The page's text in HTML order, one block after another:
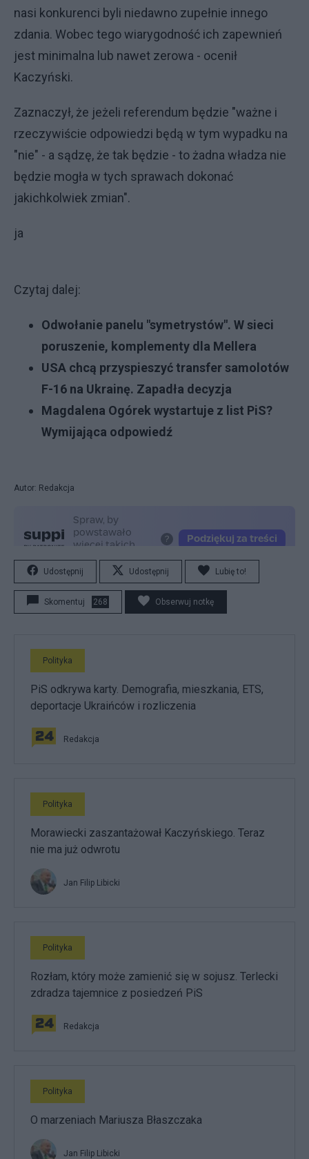
nasi konkurenci byli niedawno zupełnie innego
zdania. Wobec tego wiarygodność ich zapewnień
jest minimalna lub nawet zerowa - ocenił
Kaczyński.
Zaznaczył, że jeżeli referendum będzie "ważne i
rzeczywiście odpowiedzi będą w tym wypadku na
"nie" - a sądzę, że tak będzie - to żadna władza nie
będzie mogła w tych sprawach dokonać
jakichkolwiek zmian".
ja
Czytaj dalej:
Odwołanie panelu "symetrystów". W sieci
poruszenie, komplementy dla Mellera
USA chcą przyspieszyć transfer samolotów
F-16 na Ukrainę. Zapadła decyzja
Magdalena Ogórek wystartuje z list PiS?
Wymijająca odpowiedź
Autor: Redakcja
Udostępnij Udostępnij Lubię to!
Skomentuj 268 Obserwuj notkę
Polityka
PiS odkrywa karty. Demografia, mieszkania, ETS,
deportacje Ukraińców i rozliczenia
Redakcja
Polityka
Morawiecki zaszantażował Kaczyńskiego. Teraz
nie ma już odwrotu
Jan Filip Libicki
Polityka
Rozłam, który może zamienić się w sojusz. Terlecki
zdradza tajemnice z posiedzeń PiS
Redakcja
Polityka
O marzeniach Mariusza Błaszczaka
Jan Filip Libicki